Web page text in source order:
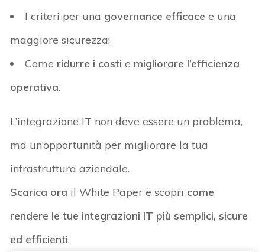
I criteri per una governance efficace e una
maggiore sicurezza;
Come ridurre i costi e migliorare l’efficienza
operativa.
L’integrazione IT non deve essere un problema,
ma un’opportunità per migliorare la tua
infrastruttura aziendale.
Scarica ora il White Paper e scopri come
rendere le tue integrazioni IT più semplici, sicure
ed efficienti.